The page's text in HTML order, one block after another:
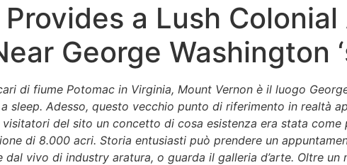
a Lush
George Washington
di fiume Potomac in Virginia, Mount Vernon è il luogo
sleep. Adesso, questo vecchio punto di riferimento in realtà
del sito un concetto di cosa esistenza era stata come
di 8.000 acri. Storia entusiasti può prendere un
vivo di industry aratura, o guarda il galleria d’arte. Oltre un